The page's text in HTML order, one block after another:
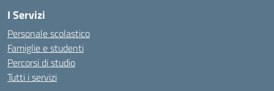
I Servizi
Personale scolastico
Famiglie e studenti
Percorsi di studio
Tutti i servizi